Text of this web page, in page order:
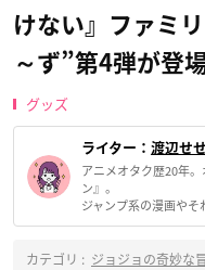
けない』ファミ
～ず”第4弾が登
グッズ
ライター： 渡辺せ
アニメオタク歴20年
ン』。
ジャンプ系の漫画やそ
カテゴリ : ジョジョの奇妙な